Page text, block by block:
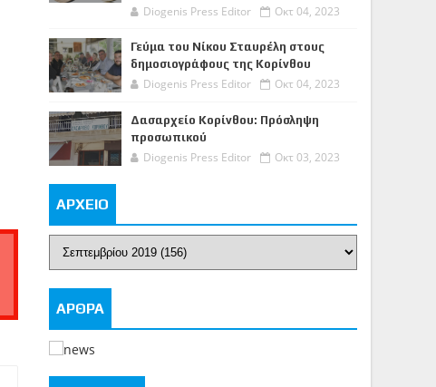
Diogenis Press Editor Οκτ 04, 2023
Γεύμα του Νίκου Σταυρέλη στους
δημοσιογράφους της Κορίνθου
Diogenis Press Editor Οκτ 04, 2023
Δασαρχείο Κορίνθου: Πρόσληψη
προσωπικού
Diogenis Press Editor Οκτ 03, 2023
ΑΡΧΕΙΟ
ΑΡΘΡΑ